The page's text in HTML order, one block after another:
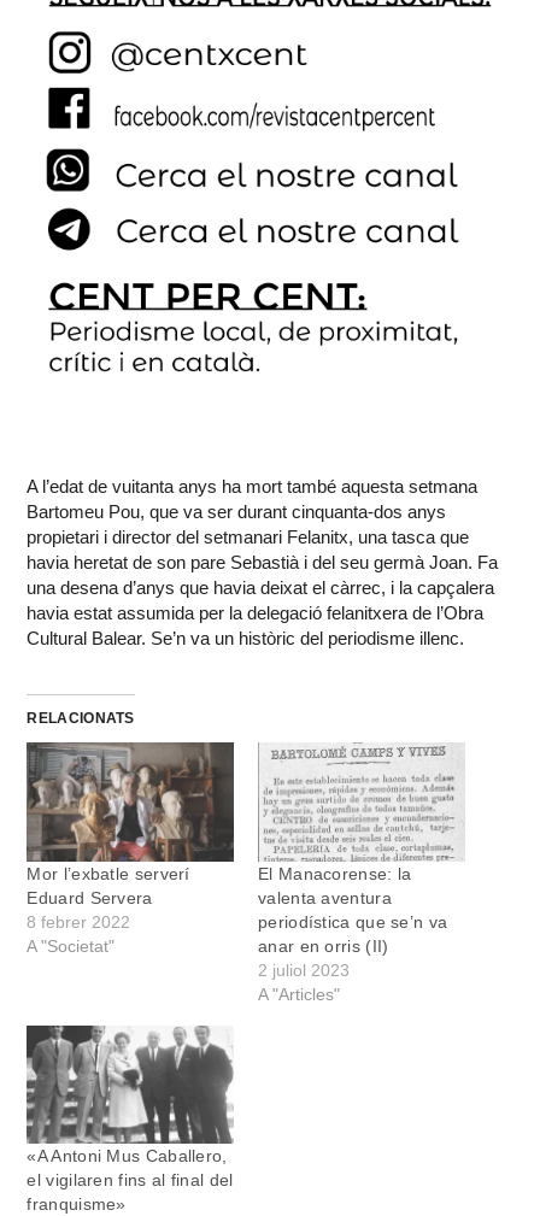
A l’edat de vuitanta anys ha mort també aquesta setmana
Bartomeu Pou, que va ser durant cinquanta-dos anys
propietari i director del setmanari Felanitx, una tasca que
havia heretat de son pare Sebastià i del seu germà Joan. Fa
una desena d’anys que havia deixat el càrrec, i la capçalera
havia estat assumida per la delegació felanitxera de l’Obra
Cultural Balear. Se’n va un històric del periodisme illenc.
RELACIONATS
Mor l’exbatle serverí
Eduard Servera
8 febrer 2022
A "Societat"
El Manacorense: la
valenta aventura
periodística que se’n va
anar en orris (II)
2 juliol 2023
A "Articles"
«A Antoni Mus Caballero,
el vigilaren fins al final del
franquisme»